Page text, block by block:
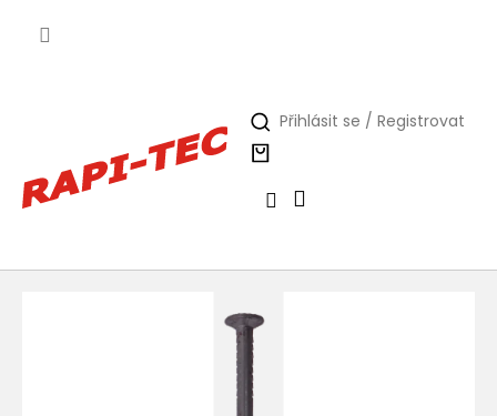
Přihlásit se / Registrovat